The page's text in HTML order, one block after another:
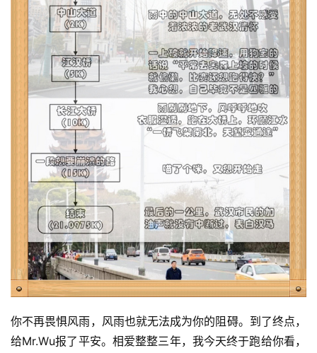
你不再畏惧风雨，风雨也就无法成为你的阻碍。到了终点，
给Mr.Wu报了平安。相爱整整三年，我今天终于跑给你看，